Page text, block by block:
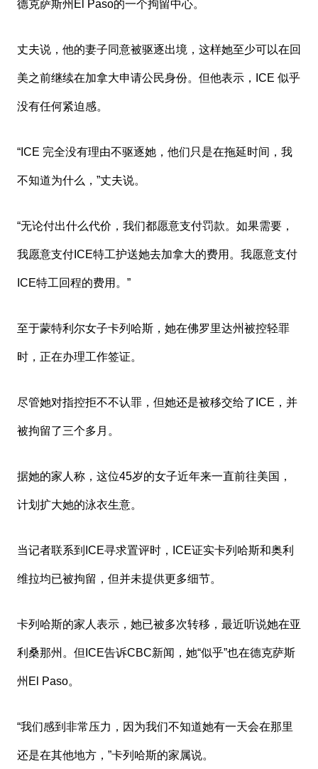
德克萨斯州El Paso的一个拘留中心。
丈夫说，他的妻子同意被驱逐出境，这样她至少可以在回
美之前继续在加拿大申请公民身份。但他表示，ICE 似乎
没有任何紧迫感。
“ICE 完全没有理由不驱逐她，他们只是在拖延时间，我
不知道为什么，”丈夫说。
“无论付出什么代价，我们都愿意支付罚款。如果需要，
我愿意支付ICE特工护送她去加拿大的费用。我愿意支付
ICE特工回程的费用。”
至于蒙特利尔女子卡列哈斯，她在佛罗里达州被控轻罪
时，正在办理工作签证。
尽管她对指控拒不不认罪，但她还是被移交给了ICE，并
被拘留了三个多月。
据她的家人称，这位45岁的女子近年来一直前往美国，
计划扩大她的泳衣生意。
当记者联系到ICE寻求置评时，ICE证实卡列哈斯和奥利
维拉均已被拘留，但并未提供更多细节。
卡列哈斯的家人表示，她已被多次转移，最近听说她在亚
利桑那州。但ICE告诉CBC新闻，她“似乎”也在德克萨斯
州El Paso。
“我们感到非常压力，因为我们不知道她有一天会在那里
还是在其他地方，”卡列哈斯的家属说。